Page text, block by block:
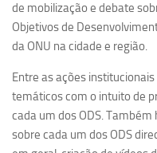
Geciane
Maria
Professores
Institucional
Polo Ribeirão Preto
de mobilização e debate
Objetivos de
da ONU na cidade e região.
Entre as ações
temáticos com o intuito de
cada um dos ODS.
sobre cada um dos ODS